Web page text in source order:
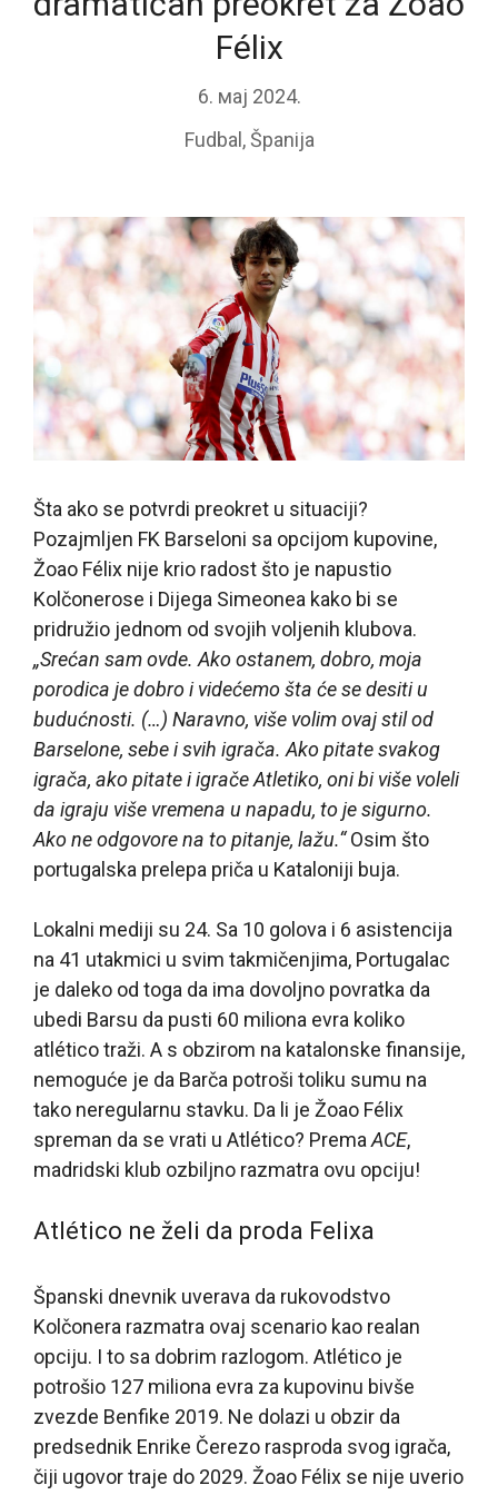
Félix
6. мај 2024.
Fudbal ,Španija
Šta ako se potvrdi preokret u situaciji?
Pozajmljen FK Barseloni sa opcijom kupovine,
Žoao Félix nije krio radost što je napustio
Kolčonerose i Dijega Simeonea kako bi se
pridružio jednom od svojih voljenih klubova.
„Srećan sam ovde. Ako ostanem, dobro, moja
porodica je dobro i videćemo šta će se desiti u
budućnosti. (…) Naravno, više volim ovaj stil od
Barselone, sebe i svih igrača. Ako pitate svakog
igrača, ako pitate i igrače Atletiko, oni bi više voleli
da igraju više vremena u napadu, to je sigurno.
Ako ne odgovore na to pitanje, lažu.“Osim što
portugalska prelepa priča u Kataloniji buja.
Lokalni mediji su 24. Sa 10 golova i 6 asistencija
na 41 utakmici u svim takmičenjima, Portugalac
je daleko od toga da ima dovoljno povratka da
ubedi Barsu da pusti 60 miliona evra koliko
atlético traži. A s obzirom na katalonske finansije,
nemoguće je da Barča potroši toliku sumu na
tako neregularnu stavku. Da li je Žoao Félix
spreman da se vrati u Atlético? Prema ACE,
madridski klub ozbiljno razmatra ovu opciju!
Atlético ne želi da proda Felixa
Španski dnevnik uverava da rukovodstvo
Kolčonera razmatra ovaj scenario kao realan
opciju. I to sa dobrim razlogom. Atlético je
potrošio 127 miliona evra za kupovinu bivše
zvezde Benfike 2019. Ne dolazi u obzir da
predsednik Enrike Čerezo rasproda svog igrača,
čiji ugovor traje do 2029. Žoao Félix se nije uverio